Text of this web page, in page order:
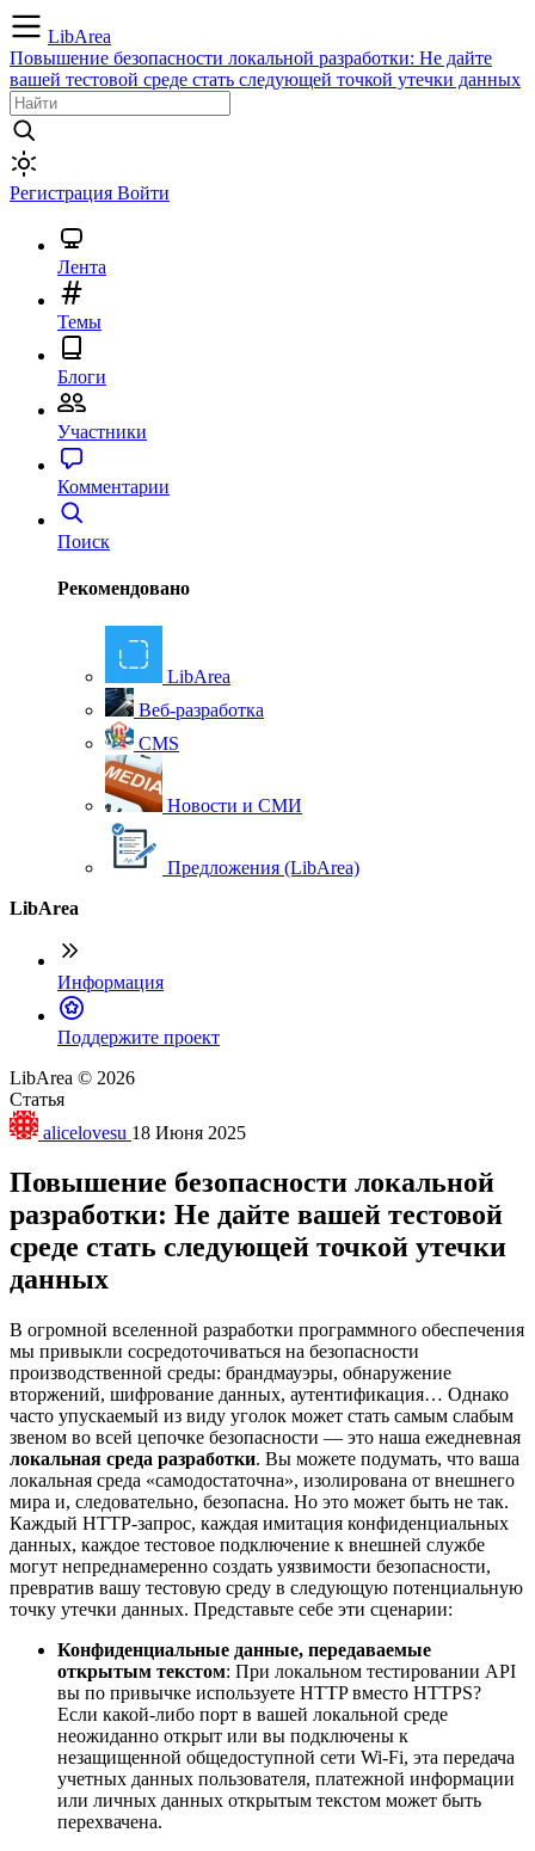
LibArea
Повышение безопасности локальной разработки: Не дайте
вашей тестовой среде стать следующей точкой утечки данных
Регистрация Войти
Лента
Темы
Блоги
Участники
Комментарии
Поиск
Рекомендовано
LibArea
Веб-разработка
CMS
Новости и СМИ
Предложения (LibArea)
LibArea
Информация
Поддержите проект
LibArea © 2026
Статья
alicelovesu 18 Июня 2025
Повышение безопасности локальной
разработки: Не дайте вашей тестовой
среде стать следующей точкой утечки
данных
В огромной вселенной разработки программного обеспечения
мы привыкли сосредоточиваться на безопасности
производственной среды: брандмауэры, обнаружение
вторжений, шифрование данных, аутентификация… Однако
часто упускаемый из виду уголок может стать самым слабым
звеном во всей цепочке безопасности — это наша ежедневная
локальная среда разработки. Вы можете подумать, что ваша
локальная среда «самодостаточна», изолирована от внешнего
мира и, следовательно, безопасна. Но это может быть не так.
Каждый HTTP-запрос, каждая имитация конфиденциальных
данных, каждое тестовое подключение к внешней службе
могут непреднамеренно создать уязвимости безопасности,
превратив вашу тестовую среду в следующую потенциальную
точку утечки данных. Представьте себе эти сценарии:
Конфиденциальные данные, передаваемые
открытым текстом: При локальном тестировании API
вы по привычке используете HTTP вместо HTTPS?
Если какой-либо порт в вашей локальной среде
неожиданно открыт или вы подключены к
незащищенной общедоступной сети Wi-Fi, эта передача
учетных данных пользователя, платежной информации
или личных данных открытым текстом может быть
перехвачена.